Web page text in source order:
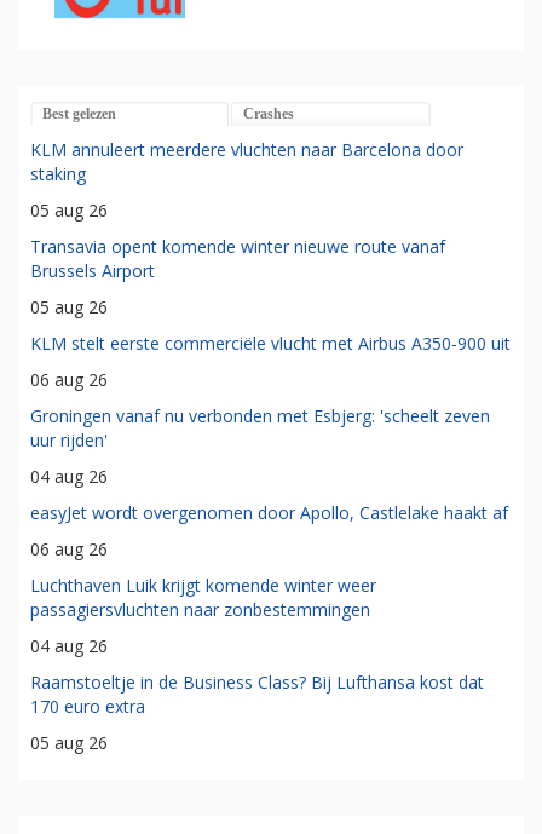
Best gelezen Crashes
KLM annuleert meerdere vluchten naar Barcelona door
staking
05 aug 26
Transavia opent komende winter nieuwe route vanaf
Brussels Airport
05 aug 26
KLM stelt eerste commerciële vlucht met Airbus A350-900 uit
06 aug 26
Groningen vanaf nu verbonden met Esbjerg: 'scheelt zeven
uur rijden'
04 aug 26
easyJet wordt overgenomen door Apollo, Castlelake haakt af
06 aug 26
Luchthaven Luik krijgt komende winter weer
passagiersvluchten naar zonbestemmingen
04 aug 26
Raamstoeltje in de Business Class? Bij Lufthansa kost dat
170 euro extra
05 aug 26